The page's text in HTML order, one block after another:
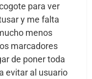
para ver
y me falta
menos
marcadores
de poner toda
evitar al usuario